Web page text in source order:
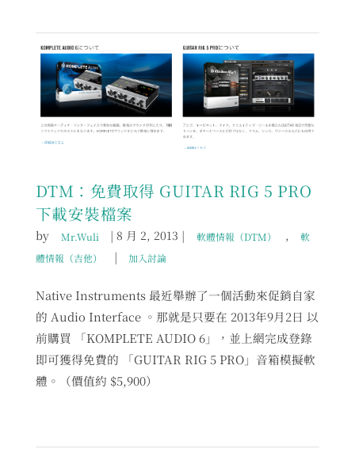
DTM：免費取得 GUITAR RIG 5 PRO
下載安裝檔案
by Mr.Wuli |8 月 2, 2013 | 軟體情報（DTM） ,
軟
體情報（吉他）
| 加入討論
Native Instruments 最近舉辦了一個活動來促銷自家
的 Audio Interface 。那就是只要在 2013年9月2日 以
前購買 「KOMPLETE AUDIO 6」，並上網完成登錄
即可獲得免費的 「GUITAR RIG 5 PRO」音箱模擬軟
體。（價值約 $5,900）